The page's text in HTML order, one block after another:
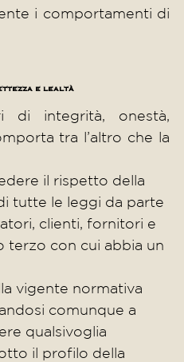
i comportamenti di
E LEALTÀ
di integrità, onestà,
tra l’altro che la
il rispetto della
tutte le leggi da parte
clienti, fornitori e
terzo con cui abbia un
vigente normativa
comunque a
qualsivoglia
il profilo della